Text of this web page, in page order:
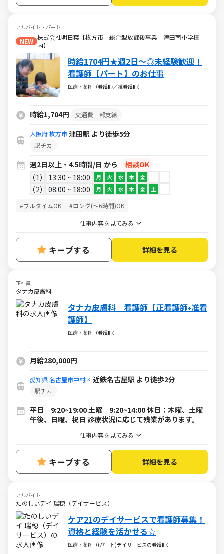
アルバイト・パート
NEW 株式会社明日葉【枚方市 総合型放課後事業 津田南小学校
内】
時給1704円★週2日～◎未経験歓迎！
看護師【パート】のお仕事
医療・薬剤（看護師／准看護師）
時給1,704円 交通費一部支給
大阪府枚方市津田駅 より徒歩5分
駅チカ
週2日以上・4.5時間/日 から
相談OK
1
13:30 ~ 18:00 月 火 水 木 金
2 08:00 ~ 18:00 月 火 水 木 金 土
#フルタイムOK #ロング(～6時間)OK
仕事内容を見てみる
キープする 詳細を見る
正社員
タナカ皮膚科
タナカ皮膚科 看護師【正看護師•准看
護師】
医療・薬剤（看護師）
月給280,000円
愛知県名古屋市中村区 近鉄名古屋駅 より徒歩2分
駅チカ
平日 9:20~19:00 土曜 9:20~14:00 休日：木曜、土曜
午後、日曜、祝日 診療状況に応じて残業があります。
仕事内容を見てみる
キープする 詳細を見る
アルバイト
たのしいデイ 瑞穂（デイサービス）
ケア21のデイサービスで看護師募集！
資格と経験を活かせる☆
医療・薬剤（(パート)デイサービスの看護師）